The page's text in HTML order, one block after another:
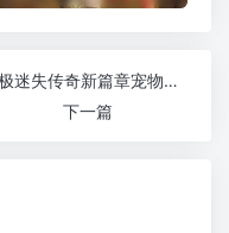
太极迷失传奇新篇章宠物等级跟随人物等级提升横扫一切B0SS
下一篇